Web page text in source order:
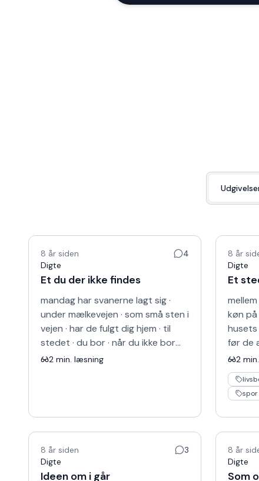
8 år siden
4
Digte
Et du der ikke findes
mandag har svanerne lagt sig ·
under mælkevejen · som små sten i
vejen · har de fulgt dig hjem · til
stedet · du bor · når du ikke bor
nogen steder · flasken med chablis
2 min. læsning
8 år
Digte
Et
køn på
husets
før de
er2
spor
8 år siden
3
Digte
Ideen om i går
8 år
Digte
Som